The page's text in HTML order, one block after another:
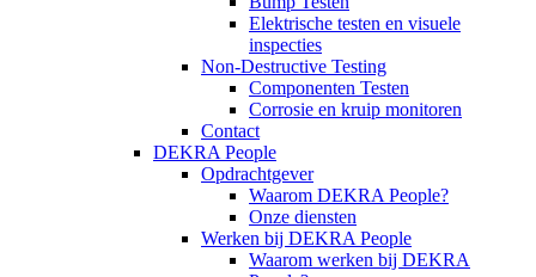
Elektrische testen en visuele
inspecties
Non-Destructive Testing
Componenten Testen
Corrosie en kruip monitoren
Contact
DEKRA People
Opdrachtgever
Waarom DEKRA People?
Onze diensten
Werken bij DEKRA People
Waarom werken bij DEKRA